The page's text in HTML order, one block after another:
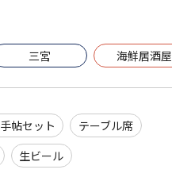
三宮 海鮮居酒屋
帖セット
テーブル席
生ビール